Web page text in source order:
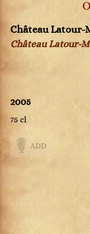
Château Latour-
Château Latour-
2005
75 cl
ADD